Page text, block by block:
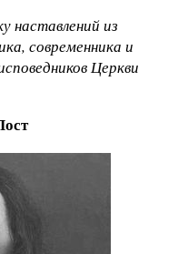
наставлений из
современника и
Церкви